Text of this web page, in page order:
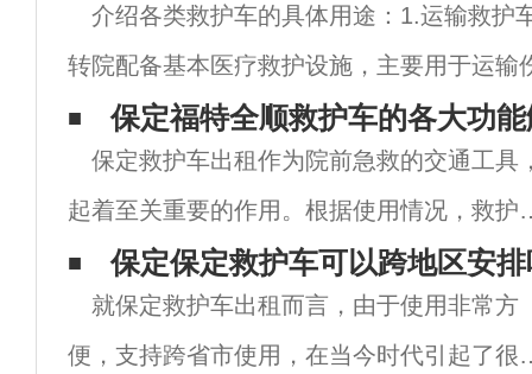
介绍各类救护车的具体用途：1.运输救护
转院配备基本医疗救护设施，主要用于运输
车。2.监护救护车。除配备基本医疗救护设
救、监护等设备设施，可对伤员进行治疗、
保定福特全顺救护车的各大功
保定救护车出租作为院前急救的交通工具
起着至关重要的作用。根据使用情况，救护
可分为运输救护车和监护救护车。从目前的
护车市场来看，救护车主要以福特救护车为
芯。福特全顺救护车是欧洲救护车的指导品
保定保定救护车可以跨地区安
就保定救护车出租而言，由于使用非常方
便，支持跨省市使用，在当今时代引起了很